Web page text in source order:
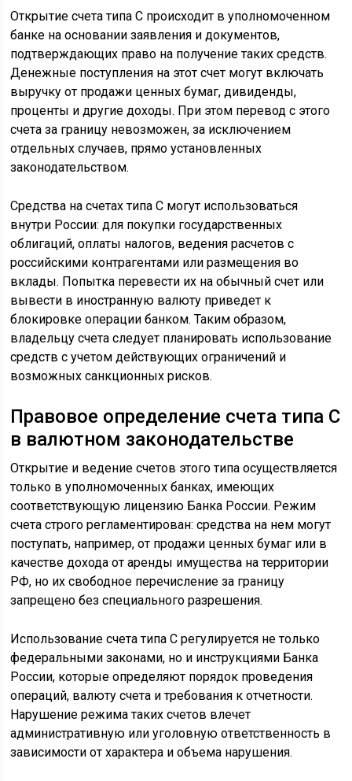
Открытие счета типа С происходит в уполномоченном
банке на основании заявления и документов,
подтверждающих право на получение таких средств.
Денежные поступления на этот счет могут включать
выручку от продажи ценных бумаг, дивиденды,
проценты и другие доходы. При этом перевод с этого
счета за границу невозможен, за исключением
отдельных случаев, прямо установленных
законодательством.
Средства на счетах типа С могут использоваться
внутри России: для покупки государственных
облигаций, оплаты налогов, ведения расчетов с
российскими контрагентами или размещения во
вклады. Попытка перевести их на обычный счет или
вывести в иностранную валюту приведет к
блокировке операции банком. Таким образом,
владельцу счета следует планировать использование
средств с учетом действующих ограничений и
возможных санкционных рисков.
Правовое определение счета типа С
в валютном законодательстве
Открытие и ведение счетов этого типа осуществляется
только в уполномоченных банках, имеющих
соответствующую лицензию Банка России. Режим
счета строго регламентирован: средства на нем могут
поступать, например, от продажи ценных бумаг или в
качестве дохода от аренды имущества на территории
РФ, но их свободное перечисление за границу
запрещено без специального разрешения.
Использование счета типа С регулируется не только
федеральными законами, но и инструкциями Банка
России, которые определяют порядок проведения
операций, валюту счета и требования к отчетности.
Нарушение режима таких счетов влечет
административную или уголовную ответственность в
зависимости от характера и объема нарушения.